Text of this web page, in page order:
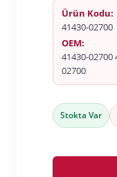
Ürün Kodu:
41430-02700
OEM:
41430-02700
02700
Stokta Var